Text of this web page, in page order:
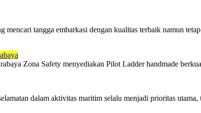
tangga embarkasi dengan kualitas terbaik namun
Zona Safety menyediakan Pilot Ladder handmade
dalam aktivitas maritim selalu menjadi prioritas utama,